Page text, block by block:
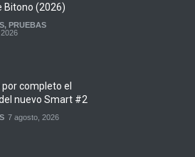
Bitono (2026)
, PRUEBAS
por completo el
nuevo Smart #2
7 agosto, 2026